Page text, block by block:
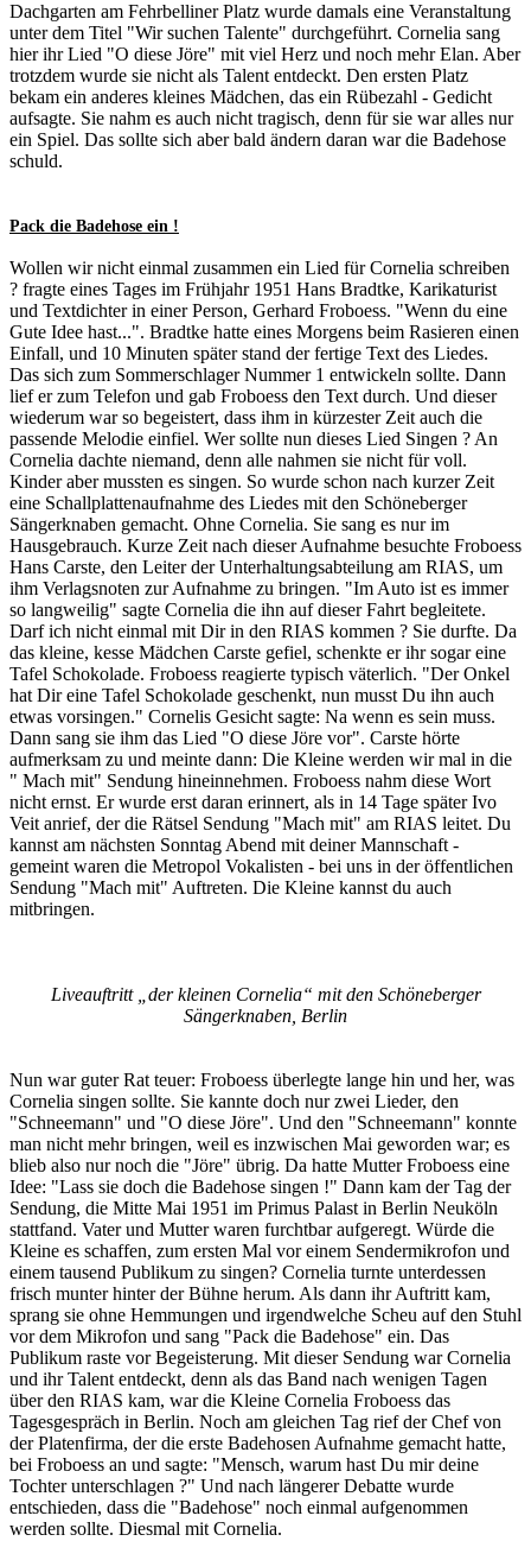
Dachgarten am Fehrbelliner Platz wurde damals eine Veranstaltung
unter dem Titel "Wir suchen Talente" durchgeführt. Cornelia sang
hier ihr Lied "O diese Jöre" mit viel Herz und noch mehr Elan. Aber
trotzdem wurde sie nicht als Talent entdeckt. Den ersten Platz
bekam ein anderes kleines Mädchen, das ein Rübezahl - Gedicht
aufsagte. Sie nahm es auch nicht tragisch, denn für sie war alles nur
ein Spiel. Das sollte sich aber bald ändern daran war die Badehose
schuld.
Pack die Badehose ein !
Wollen wir nicht einmal zusammen ein Lied für Cornelia schreiben
? fragte eines Tages im Frühjahr 1951 Hans Bradtke, Karikaturist
und Textdichter in einer Person, Gerhard Froboess. "Wenn du eine
Gute Idee hast...". Bradtke hatte eines Morgens beim Rasieren einen
Einfall, und 10 Minuten später stand der fertige Text des Liedes.
Das sich zum Sommerschlager Nummer 1 entwickeln sollte. Dann
lief er zum Telefon und gab Froboess den Text durch. Und dieser
wiederum war so begeistert, dass ihm in kürzester Zeit auch die
passende Melodie einfiel. Wer sollte nun dieses Lied Singen ? An
Cornelia dachte niemand, denn alle nahmen sie nicht für voll.
Kinder aber mussten es singen. So wurde schon nach kurzer Zeit
eine Schallplattenaufnahme des Liedes mit den Schöneberger
Sängerknaben gemacht. Ohne Cornelia. Sie sang es nur im
Hausgebrauch. Kurze Zeit nach dieser Aufnahme besuchte Froboess
Hans Carste, den Leiter der Unterhaltungsabteilung am RIAS, um
ihm Verlagsnoten zur Aufnahme zu bringen. "Im Auto ist es immer
so langweilig" sagte Cornelia die ihn auf dieser Fahrt begleitete.
Darf ich nicht einmal mit Dir in den RIAS kommen ? Sie durfte. Da
das kleine, kesse Mädchen Carste gefiel, schenkte er ihr sogar eine
Tafel Schokolade. Froboess reagierte typisch väterlich. "Der Onkel
hat Dir eine Tafel Schokolade geschenkt, nun musst Du ihn auch
etwas vorsingen." Cornelis Gesicht sagte: Na wenn es sein muss.
Dann sang sie ihm das Lied "O diese Jöre vor". Carste hörte
aufmerksam zu und meinte dann: Die Kleine werden wir mal in die
" Mach mit" Sendung hineinnehmen. Froboess nahm diese Wort
nicht ernst. Er wurde erst daran erinnert, als in 14 Tage später Ivo
Veit anrief, der die Rätsel Sendung "Mach mit" am RIAS leitet. Du
kannst am nächsten Sonntag Abend mit deiner Mannschaft -
gemeint waren die Metropol Vokalisten - bei uns in der öffentlichen
Sendung "Mach mit" Auftreten. Die Kleine kannst du auch
mitbringen.
Liveauftritt „der kleinen Cornelia“ mit den Schöneberger
Sängerknaben, Berlin
Nun war guter Rat teuer: Froboess überlegte lange hin und her, was
Cornelia singen sollte. Sie kannte doch nur zwei Lieder, den
"Schneemann" und "O diese Jöre". Und den "Schneemann" konnte
man nicht mehr bringen, weil es inzwischen Mai geworden war; es
blieb also nur noch die "Jöre" übrig. Da hatte Mutter Froboess eine
Idee: "Lass sie doch die Badehose singen !" Dann kam der Tag der
Sendung, die Mitte Mai 1951 im Primus Palast in Berlin Neuköln
stattfand. Vater und Mutter waren furchtbar aufgeregt. Würde die
Kleine es schaffen, zum ersten Mal vor einem Sendermikrofon und
einem tausend Publikum zu singen? Cornelia turnte unterdessen
frisch munter hinter der Bühne herum. Als dann ihr Auftritt kam,
sprang sie ohne Hemmungen und irgendwelche Scheu auf den Stuhl
vor dem Mikrofon und sang "Pack die Badehose" ein. Das
Publikum raste vor Begeisterung. Mit dieser Sendung war Cornelia
und ihr Talent entdeckt, denn als das Band nach wenigen Tagen
über den RIAS kam, war die Kleine Cornelia Froboess das
Tagesgespräch in Berlin. Noch am gleichen Tag rief der Chef von
der Platenfirma, der die erste Badehosen Aufnahme gemacht hatte,
bei Froboess an und sagte: "Mensch, warum hast Du mir deine
Tochter unterschlagen ?" Und nach längerer Debatte wurde
entschieden, dass die "Badehose" noch einmal aufgenommen
werden sollte. Diesmal mit Cornelia.